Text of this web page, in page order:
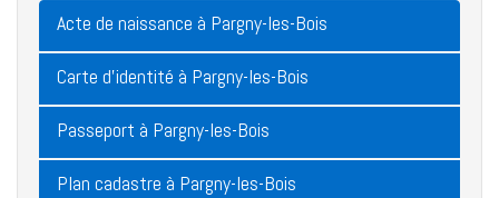
Acte de naissance à Pargny-les-Bois
Carte d'identité à Pargny-les-Bois
Passeport à Pargny-les-Bois
Plan cadastre à Pargny-les-Bois